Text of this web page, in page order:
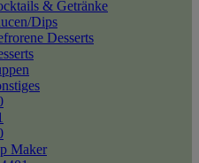
& Getränke
Dips
Desserts
Maker